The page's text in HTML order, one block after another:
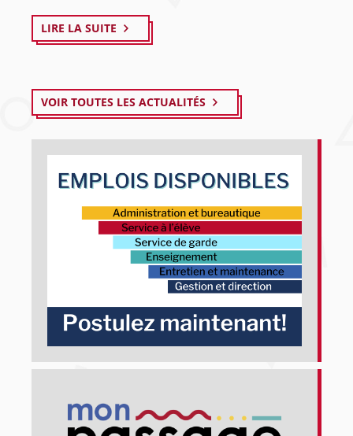
LIRE LA SUITE
VOIR TOUTES LES ACTUALITÉS